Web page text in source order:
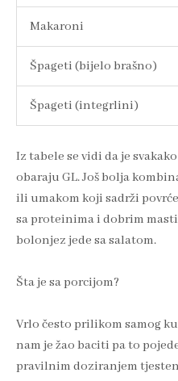
Makaroni
Špageti (bijelo brašno)
Špageti (integrlini)
Iz tabele se vidi da je
obaraju GL. Još bolja
ili umakom koji sadrži
sa proteinima i dobrim
bolonjez jede sa salatom.
Šta je sa porcijom?
Vrlo često prilikom samog
nam je žao baciti pa to
pravilnim doziranjem